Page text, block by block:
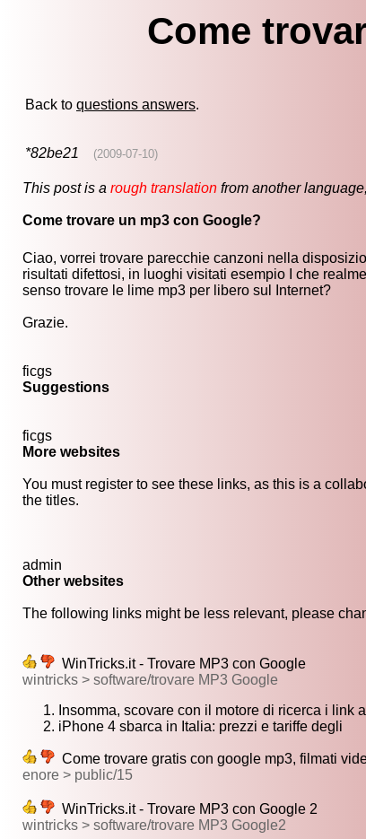
Come
Back to questions answers.
*82be21 (2009-07-10)
This post is a rough translation from another
Come trovare un mp3 con Google?
Ciao, vorrei trovare parecchie canzoni nella
risultati difettosi, in luoghi visitati esempio I che
senso trovare le lime mp3 per libero sul Internet?
Grazie.
ficgs
Suggestions
ficgs
More websites
You must register to see these links, as this is a
the titles.
admin
Other websites
The following links might be less relevant, please
WinTricks.it - Trovare MP3 con Google
wintricks > software/trovare MP3 Google
Insomma, scovare con il motore di ricerca i link
iPhone 4 sbarca in Italia: prezzi e tariffe degli
Come trovare gratis con google mp3, filmati
enore > public/15
WinTricks.it - Trovare MP3 con Google 2
wintricks > software/trovare MP3 Google2